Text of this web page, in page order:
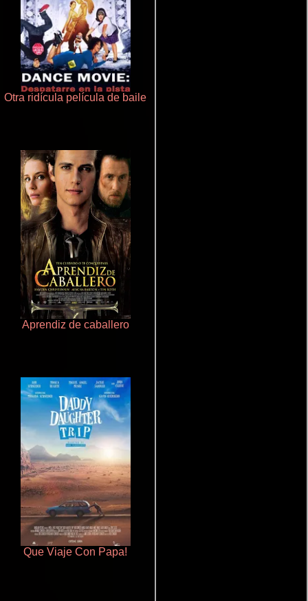
Otra ridícula película de baile
Aprendiz de caballero
Que Viaje Con Papa!